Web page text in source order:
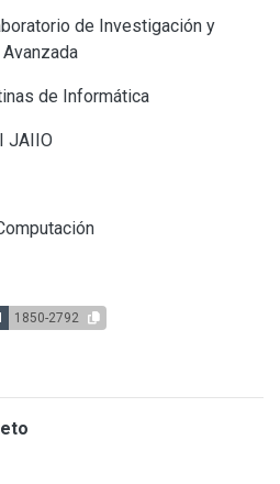
de Investigación y
de Informática
JAIIO
1850-2792